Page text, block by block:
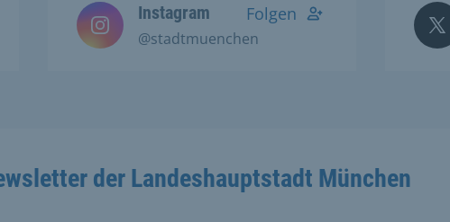
Instagram
@stadtmuenchen
Folgen
der Landeshauptstadt München